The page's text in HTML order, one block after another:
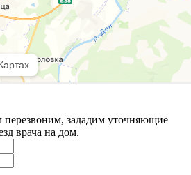
перезвоним, зададим уточняющие
врача на дом.